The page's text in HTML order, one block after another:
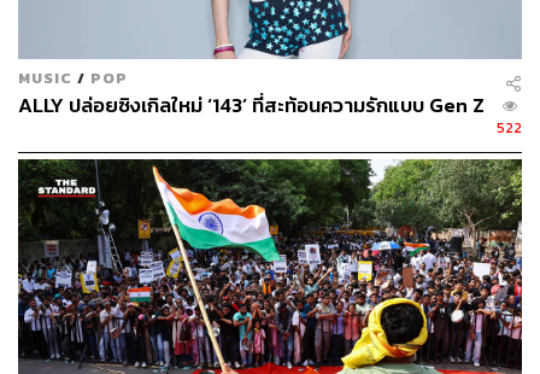
พิสูจน์อักษร: ลักษณ์นารา พักตร์เพียงจันทร์
FYI
Patches แบ่งปันรายได้ส่วนหนึ่งจากการขายผลิตภัณฑ์
บริจาคให้กับมูลนิธิโอลิเวียโฮป(Olivia Hope Foundati
on)ซึ่งก่อตั้งขึ้นเพื่อเป็นเกียรติแก่เพื่อนของ บราวน์ โอ
ลิเวียโฮป โลรูสโซ
TAGS: Millie Bobby Brown สิว ปัญหาสิว
Vegan
Gen Z
การรักษาสิว ยาแต้มสิว Florence by Mills
MUSIC / POP
ALLY ปล่อยซิงเกิลใหม่ ‘143’ ที่สะท้อนความรักแบบ Gen Z
522